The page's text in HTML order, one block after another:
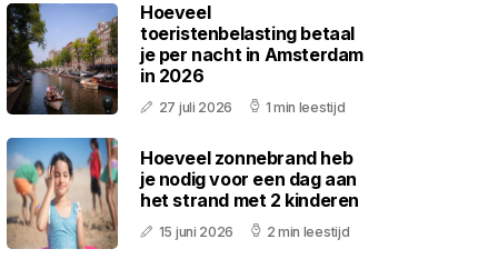
Hoeveel
toeristenbelasting betaal
je per nacht in Amsterdam
in 2026
27 juli 2026 1 min leestijd
Hoeveel zonnebrand heb
je nodig voor een dag aan
het strand met 2 kinderen
15 juni 2026 2 min leestijd